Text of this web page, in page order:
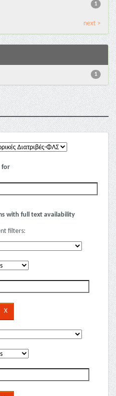
1
next >
1
for
with full text availability
filters: